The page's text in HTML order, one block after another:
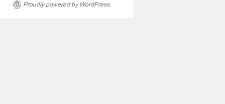
Proudly powered by WordPress.